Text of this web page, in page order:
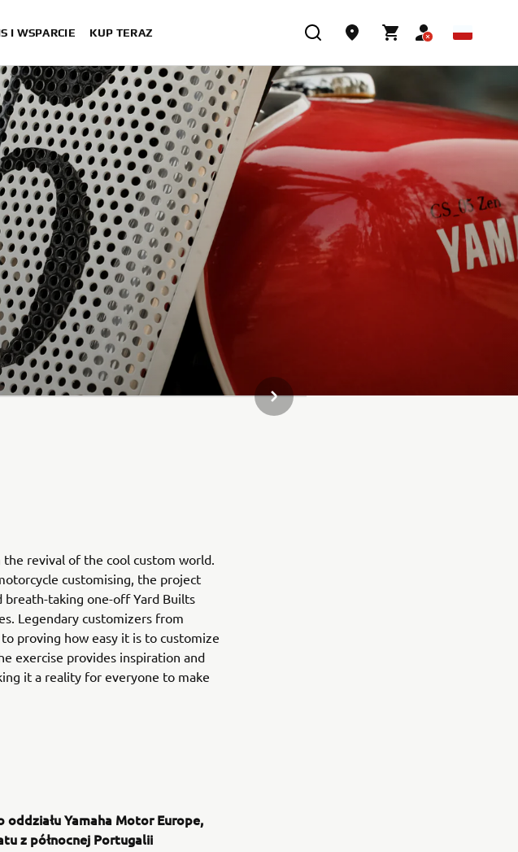
I WSPARCIE KUP TERAZ
NASTĘPNY ELEMENT GALERII
revival of the cool custom world.
customising, the project
breath-taking one-off Yard Builts
Legendary customizers from
proving how easy it is to customize
exercise provides inspiration and
it a reality for everyone to make
oddziału Yamaha Motor Europe,
z północnej Portugalii